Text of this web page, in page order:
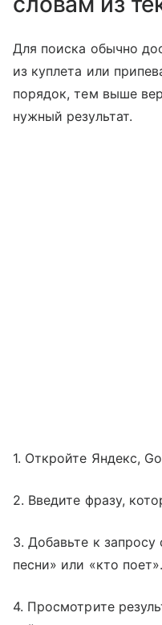
Для поиска обычно
из куплета или
порядок, тем выше
нужный результат.
1. Откройте Яндекс,
2. Введите фразу,
3. Добавьте к запросу
песни» или «кто поет».
4. Просмотрите